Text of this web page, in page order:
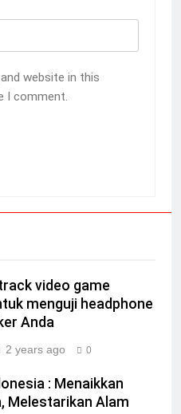
website in this
I comment.
video game
menguji headphone
Anda
2 years ago 0
: Menaikkan
Melestarikan Alam